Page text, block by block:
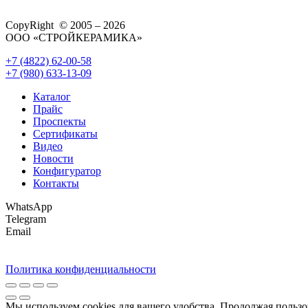
CopyRight © 2005 – 2026
ООО «СТРОЙКЕРАМИКА»
+7 (4822) 62-00-58
+7 (980) 633-13-09
Каталог
Прайс
Проспекты
Сертификаты
Видео
Новости
Конфигуратор
Контакты
WhatsApp
Telegram
Email
Политика конфиденциальности